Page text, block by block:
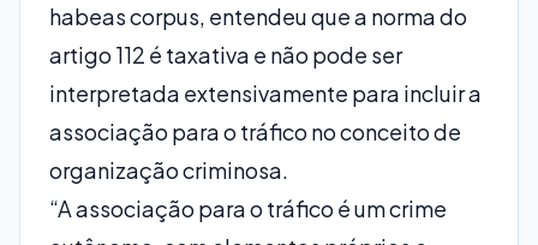
habeas corpus, entendeu que a norma do
artigo 112 é taxativa e não pode ser
interpretada extensivamente para incluir a
associação para o tráfico no conceito de
organização criminosa.
“A associação para o tráfico é um crime